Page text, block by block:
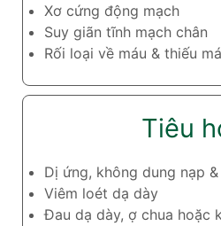
Xơ cứng động mạch
Suy giãn tĩnh mạch chân
Rối loại về máu & thiếu
Tiêu
Dị ứng, không dung nạp
Viêm loét dạ dày
Đau dạ dày, ợ chua hoặc